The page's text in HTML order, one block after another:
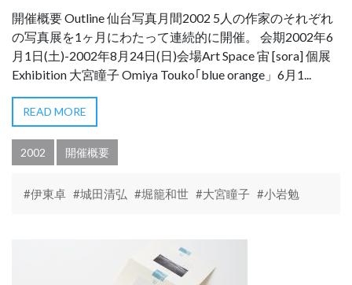
開催概要 Outline 仙台写真月間2002 5人の作家のそれぞれ
の写真展を1ヶ月にわたって連続的に開催。 会期2002年6
月1日(土)-2002年8月24日(日)会場Art Space 宙 [sora] 個展
Exhibition 大宮瞳子 Omiya Touko｢blue orange」6月1...
READ MORE
2002 開催概要
#伊東卓 #城田清弘 #堀籠和世 #大宮瞳子 #小岩勉